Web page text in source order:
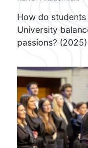
How do
University
passions? (2025)